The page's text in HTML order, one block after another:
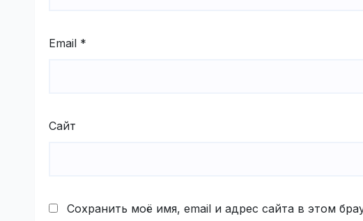
Email *
Сайт
Сохранить моё имя, email и адрес сайта в этом